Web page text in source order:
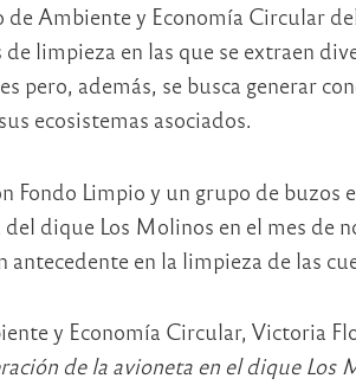
Ambiente y Economía Circular
limpieza en las que se extraen
pero, además, se busca generar
ecosistemas asociados.
Fondo Limpio y un grupo de
dique Los Molinos en el mes de
antecedente en la limpieza de las
y Economía Circular, Victoria
de la avioneta en el dique Los